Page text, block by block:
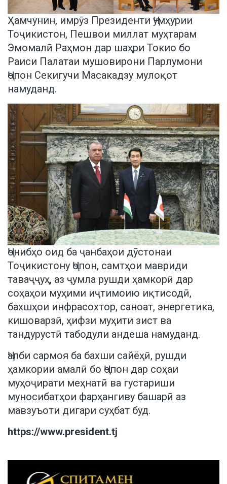
Ҳамчунин, имрӯз Президенти Ҷумҳурии
Тоҷикистон, Пешвои миллат муҳтарам
Эмомалӣ Раҳмон дар шаҳри Токио бо
Раиси Палатаи мушовирони Парлумони
Ҷопон Секигучи Масакадзу мулоқот
намуданд.
Ҷонибҳо оид ба ҷанбаҳои дӯстонаи
Тоҷикистону Ҷопон, самтҳои мавриди
таваҷҷуҳ, аз ҷумла рушди ҳамкорӣ дар
соҳаҳои муҳими иҷтимоию иқтисодӣ,
бахшҳои инфрасохтор, саноат, энергетика,
кишоварзӣ, ҳифзи муҳити зист ва
тандурустӣ табодули андеша намуданд.
Ҷалби сармоя ба бахши сайёҳӣ, рушди
ҳамкории амалӣ бо Ҷопон дар соҳаи
муҳоҷирати меҳнатӣ ва густариши
муносибатҳои фарҳангиву башарӣ аз
мавзуъоти дигари суҳбат буд.
https://www.president.tj